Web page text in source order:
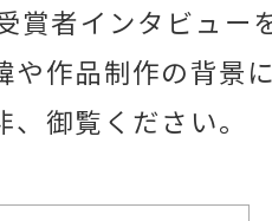
者インタビュー
や作品制作の背景
御覧ください。